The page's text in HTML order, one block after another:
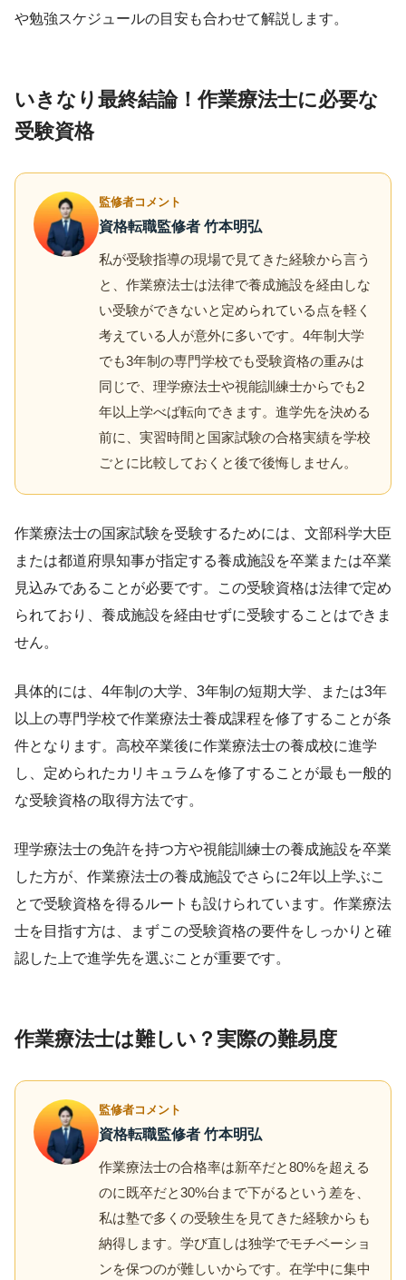
や勉強スケジュールの目安も合わせて解説します。
いきなり最終結論！作業療法士に必要な
受験資格
監修者コメント
資格転職監修者 竹本明弘
私が受験指導の現場で見てきた経験から言う
と、作業療法士は法律で養成施設を経由しな
い受験ができないと定められている点を軽く
考えている人が意外に多いです。4年制大学
でも3年制の専門学校でも受験資格の重みは
同じで、理学療法士や視能訓練士からでも2
年以上学べば転向できます。進学先を決める
前に、実習時間と国家試験の合格実績を学校
ごとに比較しておくと後で後悔しません。
作業療法士の国家試験を受験するためには、文部科学大臣
または都道府県知事が指定する養成施設を卒業または卒業
見込みであることが必要です。この受験資格は法律で定め
られており、養成施設を経由せずに受験することはできま
せん。
具体的には、4年制の大学、3年制の短期大学、または3年
以上の専門学校で作業療法士養成課程を修了することが条
件となります。高校卒業後に作業療法士の養成校に進学
し、定められたカリキュラムを修了することが最も一般的
な受験資格の取得方法です。
理学療法士の免許を持つ方や視能訓練士の養成施設を卒業
した方が、作業療法士の養成施設でさらに2年以上学ぶこ
とで受験資格を得るルートも設けられています。作業療法
士を目指す方は、まずこの受験資格の要件をしっかりと確
認した上で進学先を選ぶことが重要です。
作業療法士は難しい？実際の難易度
監修者コメント
資格転職監修者 竹本明弘
作業療法士の合格率は新卒だと80%を超える
のに既卒だと30%台まで下がるという差を、
私は塾で多くの受験生を見てきた経験からも
納得します。学び直しは独学でモチベーショ
ンを保つのが難しいからです。在学中に集中